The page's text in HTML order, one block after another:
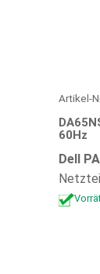
Artikel-
60Hz
Dell